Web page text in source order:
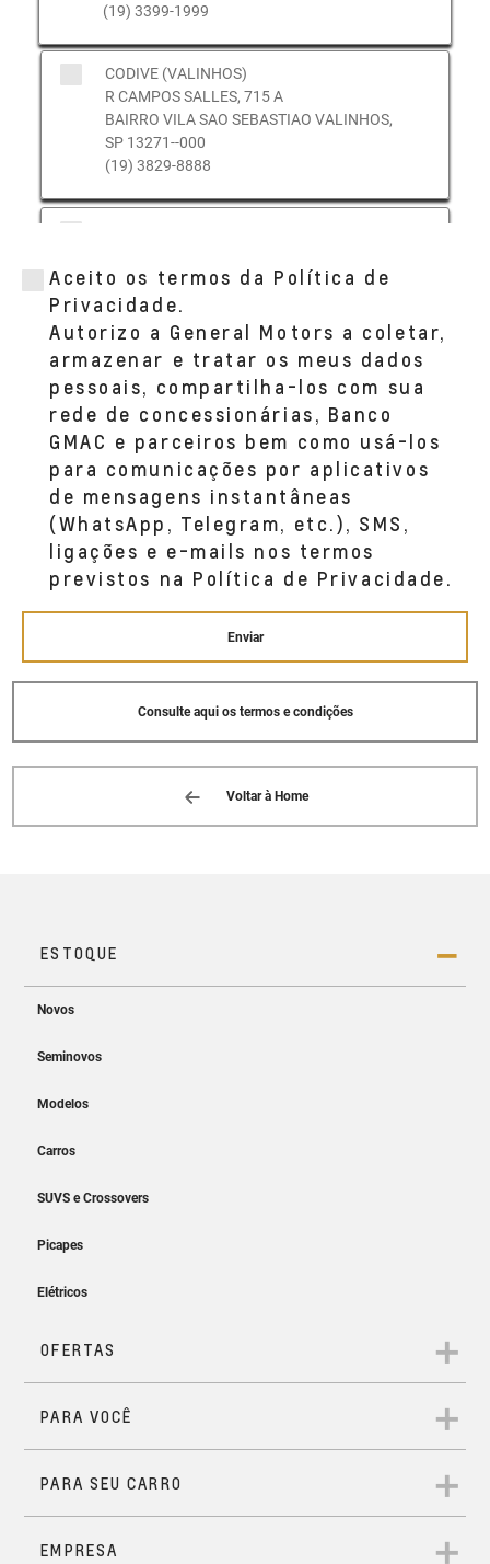
(19) 3399-1999
CODIVE (VALINHOS)
R CAMPOS SALLES, 715 A
BAIRRO VILA SAO SEBASTIAO VALINHOS,
SP 13271--000
(19) 3829-8888
BAIRRO JARDIM SAO MATHEUS VINHEDO,
SP 13280--000
(19) 3836-6600
Aceito os termos da Política de
Privacidade.
Autorizo a General Motors a coletar,
armazenar e tratar os meus dados
pessoais, compartilha-los com sua
rede de concessionárias, Banco
GMAC e parceiros bem como usá-los
para comunicações por aplicativos
de mensagens instantâneas
(WhatsApp, Telegram, etc.), SMS,
ligações e e-mails nos termos
previstos na Política de Privacidade.
Enviar
Consulte aqui os termos e condições
Voltar à Home